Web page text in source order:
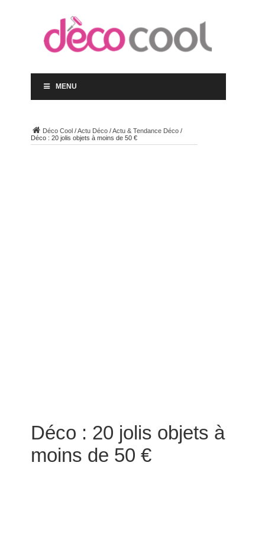
MENU
Déco Cool/Actu Déco/Actu & Tendance Déco/
Déco : 20 jolis objets à moins de 50 €
Déco : 20 jolis objets à
moins de 50 €